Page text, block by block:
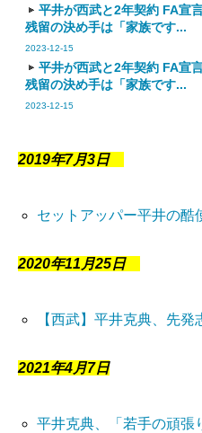
平井が西武と2年契約 FA宣
残留の決め手は「家族です...
2023-12-15
平井が西武と2年契約 FA宣
残留の決め手は「家族です...
2023-12-15
2019年7月3日
セットアッパー平井の酷
2020年11月25日
【西武】平井克典、先発
2021年4月7日
平井克典、「若手の頑張